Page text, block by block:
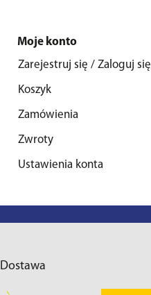
Moje konto
Zarejestruj się / Zaloguj się
Koszyk
Zamówienia
Zwroty
Ustawienia konta
Dostawa